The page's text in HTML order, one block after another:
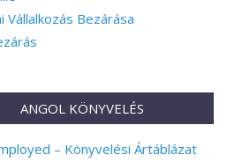
Vállalkozás Bezárása
ANGOL KÖNYVELÉS
– Könyvelési Ártáblázat